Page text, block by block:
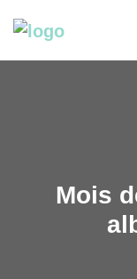
Mois